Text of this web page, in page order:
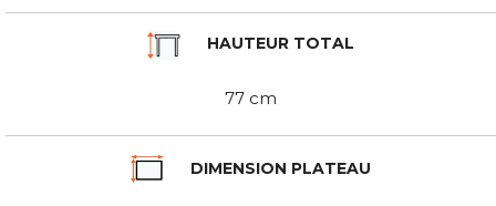
HAUTEUR TOTAL
77 cm
DIMENSION PLATEAU